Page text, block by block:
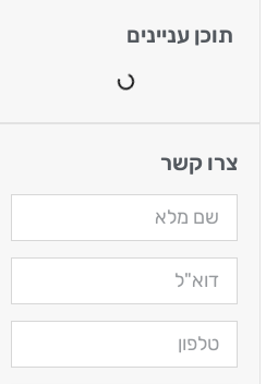
תוכן עניינים
צרו קשר